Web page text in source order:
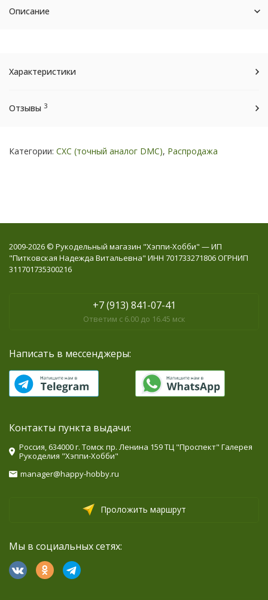
Описание
Характеристики
Отзывы 3
Категории: СХС (точный аналог DMC), Распродажа
2009-2026 © Рукодельный магазин "Хэппи-Хобби" — ИП
"Питковская Надежда Витальевна" ИНН 701733271806 ОГРНИП
311701735300216
+7 (913) 841-07-41
Ответим с 6.00 до 16.45 мск
Написать в мессенджеры:
Контакты пункта выдачи:
Россия, 634000 г. Томск пр. Ленина 159 ТЦ "Проспект" Галерея
Рукоделия "Хэппи-Хобби"
manager@happy-hobby.ru
Проложить маршрут
Мы в социальных сетях: